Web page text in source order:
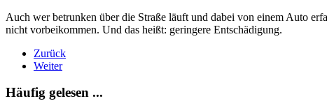
Auch wer betrunken über die Straße läuft und dabei von einem Auto
nicht vorbeikommen. Und das heißt: geringere Entschädigung.
Zurück
Weiter
Häufig gelesen ...